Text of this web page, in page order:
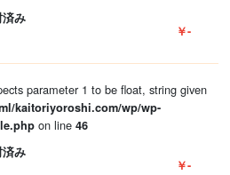
み
￥-
parameter 1 to be float, string given
kaitoriyoroshi.com/wp/wp-
on line 46
み
￥-